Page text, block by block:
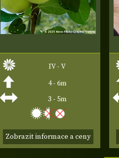
IV - V
4 - 6m
3 - 5m
Zobrazit informace a ceny